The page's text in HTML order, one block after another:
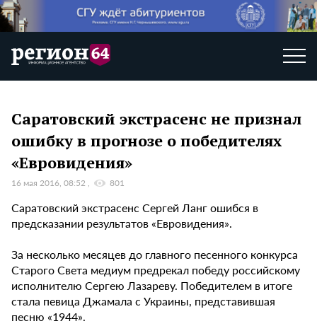
Саратовский экстрасенс не признал
ошибку в прогнозе о победителях
«Евровидения»
16 мая 2016, 08:52 801
Саратовский экстрасенс Сергей Ланг ошибся в
предсказании результатов «Евровидения».
За несколько месяцев до главного песенного конкурса
Старого Света медиум предрекал победу российскому
исполнителю Сергею Лазареву. Победителем в итоге
стала певица Джамала с Украины, представившая
песню «1944».